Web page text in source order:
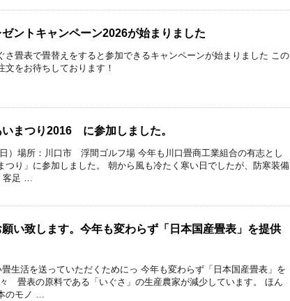
ントキャンペーン2026が始まりました
さ畳表で畳替えをすると参加できるキャンペーンが始まりました この
文をお待ちしております！
いまつり2016 に参加しました。
）場所：川口市 浮間ゴルフ場 今年も川口畳商工業組合の有志とし
つり」に参加しました。 朝から風も冷たく寒い日でしたが、防寒装備
客足 …
い致します。今年も変わらず「日本国産畳表」を提供
生活を送っていただくためにっ 今年も変わらず「日本国産畳表」を
畳表の原料である「いぐさ」の生産農家が減少しています。 ほん
のモノ …